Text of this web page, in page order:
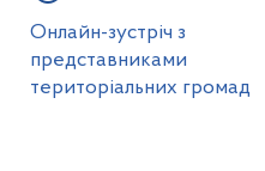
Онлайн-зустріч з
представниками
територіальних громад